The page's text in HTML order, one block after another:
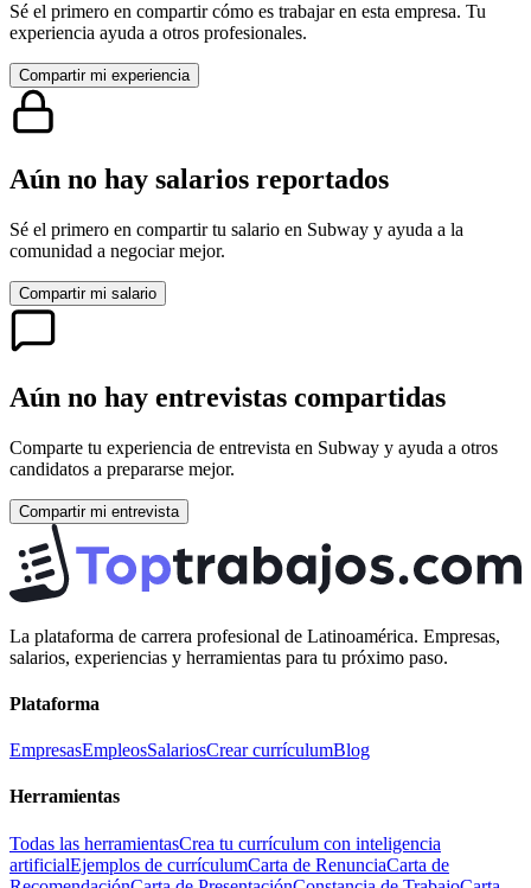
Sé el primero en compartir cómo es trabajar en esta empresa. Tu
experiencia ayuda a otros profesionales.
Compartir mi experiencia
Aún no hay salarios reportados
Sé el primero en compartir tu salario en Subway y ayuda a la
comunidad a negociar mejor.
Compartir mi salario
Aún no hay entrevistas compartidas
Comparte tu experiencia de entrevista en Subway y ayuda a otros
candidatos a prepararse mejor.
Compartir mi entrevista
La plataforma de carrera profesional de Latinoamérica. Empresas,
salarios, experiencias y herramientas para tu próximo paso.
Plataforma
EmpresasEmpleosSalariosCrear currículumBlog
Herramientas
Todas las herramientasCrea tu currículum con inteligencia
artificialEjemplos de currículumCarta de RenunciaCarta de